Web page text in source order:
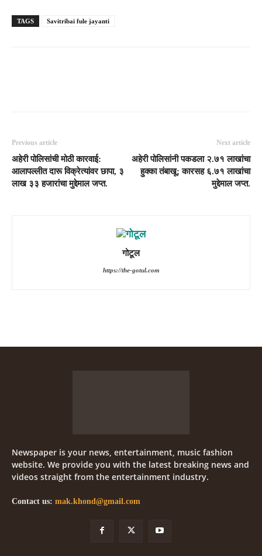
TAGS Savitribai fule jayanti
Previous article
अहेरी पोलिसांची मोठी कारवाई:
आलापल्लीत दारू विक्रेत्यांवर छापा, ३
लाख ३३ हजारांचा मुद्देमाल जप्त.
Next article
अहेरी पोलिसांनी पकडला २.७१ लाखांचा
हुक्का तंबाखू; कारसह ६.७१ लाखांचा
मुद्देमाल जप्त.
गोटूल
https://the-gotul.com
Newspaper is your news, entertainment, music fashion
website. We provide you with the latest breaking news and
videos straight from the entertainment industry.
Contact us: mak.khond@gmail.com